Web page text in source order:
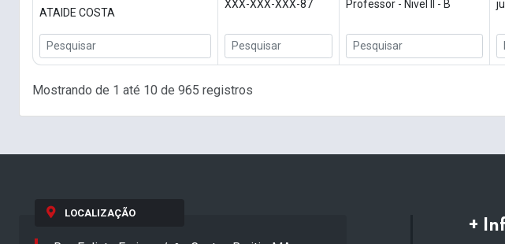
ATAIDE COSTA
XXX-XXX-XXX-87 Professor - Nivel II - B
Mostrando de 1 até 10 de 965 registros
LOCALIZAÇÃO
+